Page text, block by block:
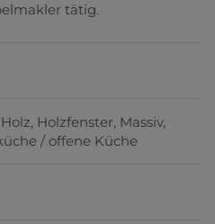
tätig.
Holz Holzfenster Massiv
/ offene Küche